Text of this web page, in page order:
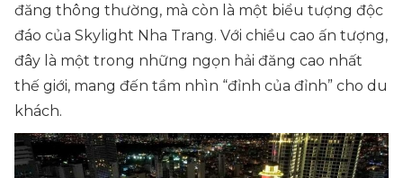
đăng thông thường, mà còn là một biểu tượng độc
đáo của Skylight Nha Trang. Với chiều cao ấn tượng,
đây là một trong những ngọn hải đăng cao nhất
thế giới, mang đến tầm nhìn “đỉnh của đỉnh” cho du
khách.